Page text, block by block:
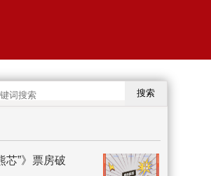
搜索
芯”》票房破